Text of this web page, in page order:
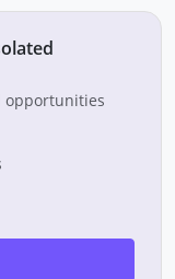
opportunities